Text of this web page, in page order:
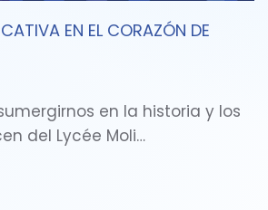
EN EL CORAZÓN DE
en la historia y los
del Lycée Moli…